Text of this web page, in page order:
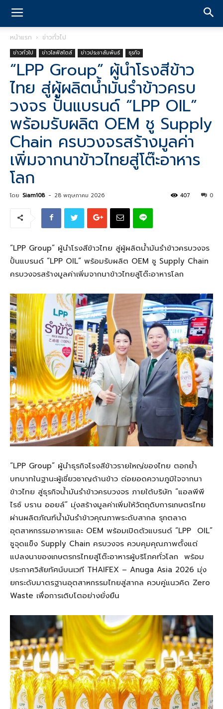
หน้าแรก ข่าวทั่วไป
ข่าวทั่วไป ข่าวไลฟ์สไตล์ ข่าวประชาสัมพันธ์ ธุรกิจ
“LPP Group” ผู้นำโรงสีข้าว
ไทย สู่ผู้ผลิตน้ำมันรำข้าวครบ
วงจร ปั้นแบรนด์ “LPP OIL”
พร้อมรับผลิต OEM ชู Supply
Chain ครบวงจรสร้างมูลค่า
เพิ่มจากนาข้าวไทยสู่โต๊ะอาหาร
โลก
โดย Siam108 - 28 พฤษภาคม 2026 0
407
“LPP Group” ผู้นำโรงสีข้าวไทย สู่ผู้ผลิตน้ำมันรำข้าวครบวงจร
ปั้นแบรนด์ “LPP OIL” พร้อมรับผลิต OEM ชู Supply Chain
ครบวงจรสร้างมูลค่าเพิ่มจากนาข้าวไทยสู่โต๊ะอาหารโลก
“LPP Group” ผู้นำธุรกิจโรงสีข้าวรายใหญ่ของไทย ตอกย้ำ
บทบาทในฐานะผู้เชี่ยวชาญด้านข้าว ต่อยอดความภูมิใจจากนา
ข้าวไทย สู่ธุรกิจน้ำมันรำข้าวครบวงจร ภายใต้บริษัท “แอลพีพี
ไรซ์ บราน ออยล์” มุ่งสร้างมูลค่าเพิ่มให้วัตถุดิบการเกษตรไทย
ผ่านผลิตภัณฑ์น้ำมันรำข้าวคุณภาพระดับสากล รุกตลาด
อุตสาหกรรมอาหารและ OEM พร้อมเปิดตัวแบรนด์ “LPP OIL”
ชูจุดแข็ง Supply Chain ครบวงจร ควบคุมคุณภาพตั้งแต่
แปลงนาของเกษตรกรไทยสู่โต๊ะอาหารผู้บริโภคทั่วโลก พร้อม
ประกาศวิสัยทัศน์บนเวที THAIFEX – Anuga Asia 2026 มุ่ง
ยกระดับมาตรฐานอุตสาหกรรมไทยสู่สากล ควบคู่แนวคิด Zero
Waste เพื่อการเติบโตอย่างยั่งยืน